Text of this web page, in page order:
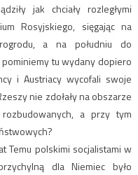
jak chciały rozległymi
Rosyjskiego, sięgając na
a na południu do
pominiemy tu wydany dopiero
i Austriacy wycofali swoje
nie zdołały na obszarze
rozbudowanych, a przy tym
Temu polskimi socjalistami w
dla Niemiec było